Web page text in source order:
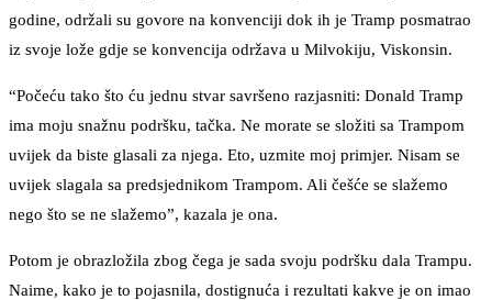
godine, održali su govore na konvenciji dok ih je Tramp posmatrao
iz svoje lože gdje se konvencija održava u Milvokiju, Viskonsin.
“Počeću tako što ću jednu stvar savršeno razjasniti: Donald Tramp
ima moju snažnu podršku, tačka. Ne morate se složiti sa Trampom
uvijek da biste glasali za njega. Eto, uzmite moj primjer. Nisam se
uvijek slagala sa predsjednikom Trampom. Ali češće se slažemo
nego što se ne slažemo”, kazala je ona.
Potom je obrazložila zbog čega je sada svoju podršku dala Trampu.
Naime, kako je to pojasnila, dostignuća i rezultati kakve je on imao